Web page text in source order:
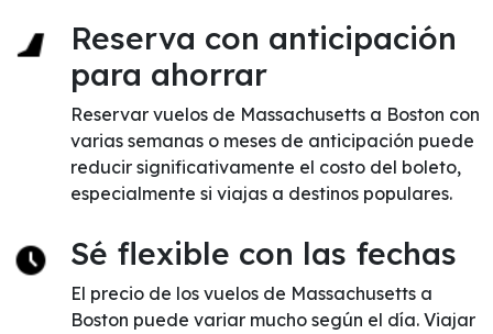
Reserva con anticipación
para ahorrar
Reservar vuelos de Massachusetts a Boston con
varias semanas o meses de anticipación puede
reducir significativamente el costo del boleto,
especialmente si viajas a destinos populares.
Sé flexible con las fechas
El precio de los vuelos de Massachusetts a
Boston puede variar mucho según el día. Viajar